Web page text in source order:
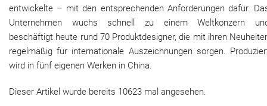
entwickelte – mit den entsprechenden Anforderungen dafür.
Unternehmen wuchs schnell zu einem Weltkonzern
beschäftigt heute rund 70 Produktdesigner, die mit ihren
regelmäßig für internationale Auszeichnungen sorgen.
wird in fünf eigenen Werken in China.
Dieser Artikel wurde bereits 10623 mal angesehen.